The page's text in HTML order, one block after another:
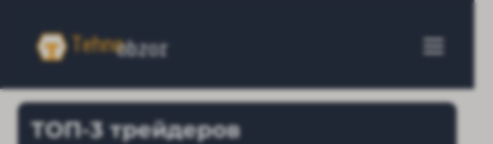
ТОП-3 трейдеров